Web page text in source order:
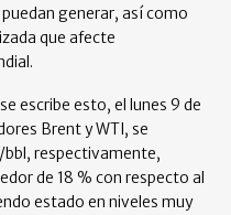
generar, así como
que afecte
escribe esto, el lunes 9 de
Brent y WTI, se
respectivamente,
de 18 % con respecto al
estado en niveles muy